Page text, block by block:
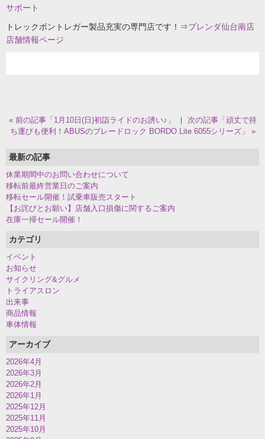
サポート
トレックボントレガー製品充実の専門店です！⇒ブレンダ仙台南店
店舗情報ページ
« 前の記事「1月10日(日)初詣ライドのお誘い♪」 ｜ 次の記事「頑丈で持
ち運びも便利！ABUSのブレードロック BORDO Lite 6055シリーズ」 »
最新の記事
休業期間中のお問い合わせについて
移転前最終営業日のご案内
移転セール開催！試乗車販売スタート
【お詫びとお願い】店舗入口損傷に関するご案内
在庫一掃セール開催！
カテゴリ
イベント
お知らせ
サイクリング&グルメ
トライアスロン
出来事
商品情報
車体情報
アーカイブ
2026年4月
2026年3月
2026年2月
2026年1月
2025年12月
2025年11月
2025年10月